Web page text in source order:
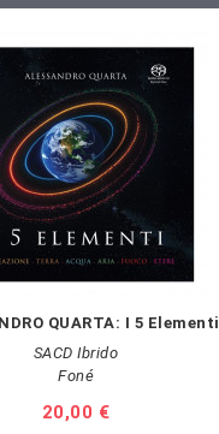
QUARTA: I 5 Elementi
SACD Ibrido
Foné
Prezzo
20,00 €